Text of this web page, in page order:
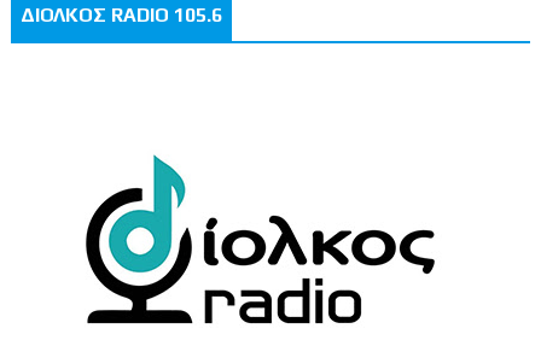
ΔΙΟΛΚΟΣ RADIO 105.6